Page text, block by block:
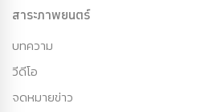
สาระภาพยนตร์
บทความ
วีดีโอ
จดหมายข่าว